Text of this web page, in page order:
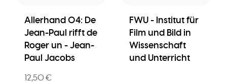
Allerhand 04: De
Jean-Paul rifft de
Roger un - Jean-
Paul Jacobs
12,50 €
FWU - Institut für
Film und Bild in
Wissenschaft
und Unterricht